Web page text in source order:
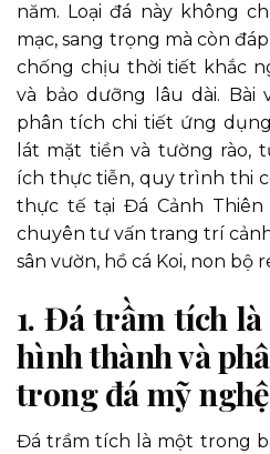
năm. Loại đá này không
mạc, sang trọng mà còn
chống chịu thời tiết khắc
và bảo dưỡng lâu dài. Bài
phân tích chi tiết ứng
lát mặt tiền và tường rào,
ích thực tiễn, quy trình thi
thực tế tại Đá Cảnh
chuyên tư vấn trang trí
sân vườn, hồ cá Koi, non bộ
1. Đá trầm tích
hình thành và
trong đá mỹ nghệ
Đá trầm tích là một trong